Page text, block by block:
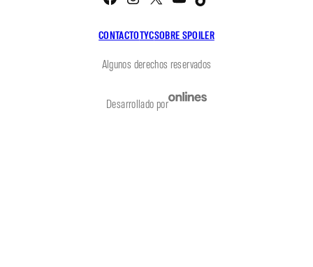
CONTACTOTYCSOBRE SPOILER
Algunos derechos reservados
Desarrollado por